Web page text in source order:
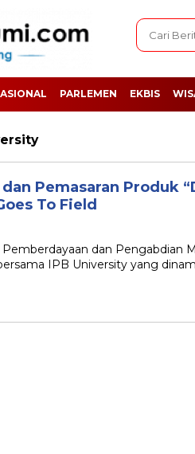
PARLEMEN EKBIS
Pemasaran Produk
To Field
dan Pengabdian
IPB University yang